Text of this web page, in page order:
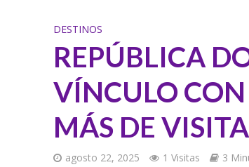
DESTINOS
REPÚBLICA
VÍNCULO
MÁS DE
agosto 22, 2025 1 Visitas 3